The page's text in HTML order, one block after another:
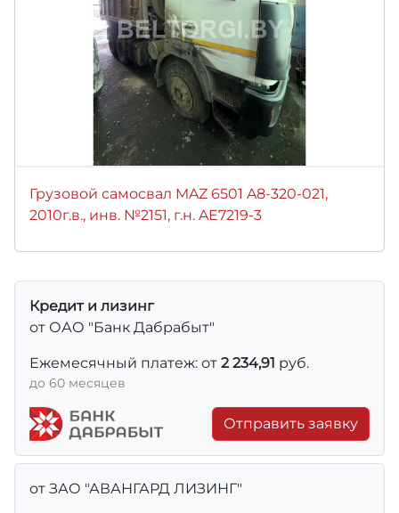
Грузовой самосвал MAZ 6501 A8-320-021,
2010г.в., инв. №2151, г.н. AE7219-3
Кредит и лизинг
от ОАО "Банк Дабрабыт"
Ежемесячный платеж: от 2 234,91 руб.
до 60 месяцев
Отправить заявку
от ЗАО "АВАНГАРД ЛИЗИНГ"